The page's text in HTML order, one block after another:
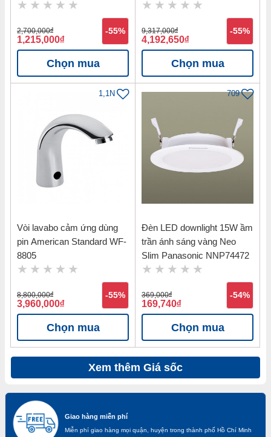
2,700,000đ
1,215,000đ
-55%
Chọn mua
9,317,000đ
4,192,650đ
-55%
Chọn mua
1,1N
Vòi lavabo cảm ứng dùng
pin American Standard WF-
8805
8,800,000đ
3,960,000đ
-55%
Chọn mua
709
Đèn LED downlight 15W ầm
trần ánh sáng vàng Neo
Slim Panasonic NNP74472
369,000đ
169,740đ
-54%
Chọn mua
Xem thêm Giá sốc
Giao hàng miễn phí
Miễn phí giao hàng mọi quận, huyện trong thành phố Hồ Chí Minh